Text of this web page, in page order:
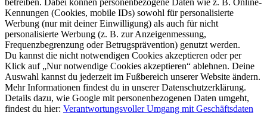
betreiben. Dabei können personenbezogene Daten wie z. B. Online-
Kennungen (Cookies, mobile IDs) sowohl für personalisierte
Werbung (nur mit deiner Einwilligung) als auch für nicht
personalisierte Werbung (z. B. zur Anzeigenmessung,
Frequenzbegrenzung oder Betrugsprävention) genutzt werden.
Du kannst die nicht notwendigen Cookies akzeptieren oder per
Klick auf „Nur notwendige Cookies akzeptieren“ ablehnen. Deine
Auswahl kannst du jederzeit im Fußbereich unserer Website ändern.
Mehr Informationen findest du in unserer Datenschutzerklärung.
Details dazu, wie Google mit personenbezogenen Daten umgeht,
findest du hier: Verantwortungsvoller Umgang mit Geschäftsdaten